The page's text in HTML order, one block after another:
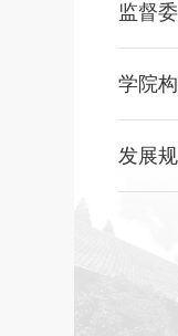
监督
学院
发展